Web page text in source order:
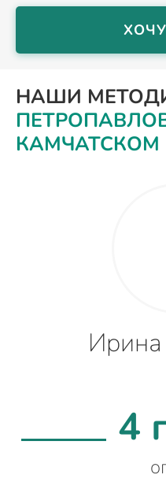
НАШИ
КАМЧАТСКОМ
4